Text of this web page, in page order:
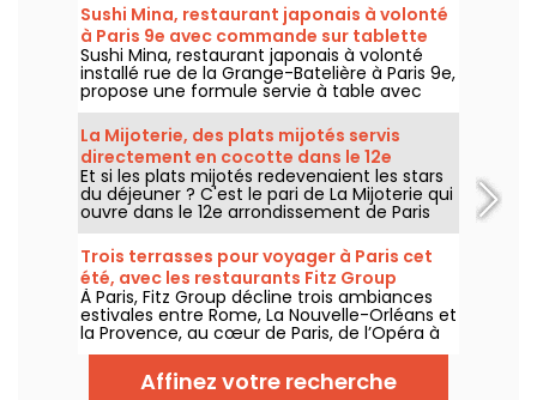
Sushi Mina, restaurant japonais à volonté
à Paris 9e avec commande sur tablette
Sushi Mina, restaurant japonais à volonté
installé rue de la Grange-Batelière à Paris 9e,
propose une formule servie à table avec
commande sur tablette. Sushis, makis,
gyozas, brochettes et plats préparés à la
demande sont proposés midi et soir, du
mardi au dimanche.
La Mijoterie, des plats mijotés servis
directement en cocotte dans le 12e
arrondissement
Et si les plats mijotés redevenaient les stars
du déjeuner ? C'est le pari de La Mijoterie qui
ouvre dans le 12e arrondissement de Paris
avec une cuisine de longue cuisson
imaginée par le chef Augustin Garnier et
servie directement dans des cocottes.
Trois terrasses pour voyager à Paris cet
été, avec les restaurants Fitz Group
À Paris, Fitz Group décline trois ambiances
estivales entre Rome, La Nouvelle-Orléans et
la Provence, au cœur de Paris, de l’Opéra à
la Tour Eiffel. Chaque adresse, grâce à sa
terrasse, offre une escale à part entière,
sans quitter la capitale .
Affinez votre recherche